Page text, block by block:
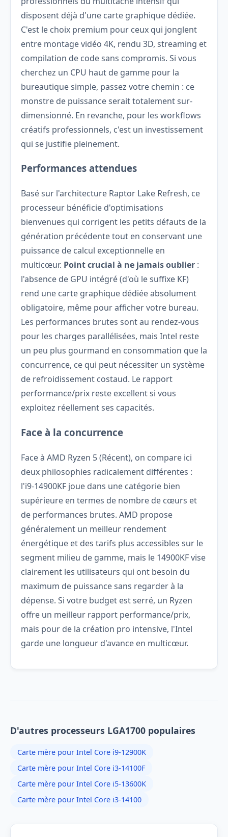
disposent déjà d'une carte graphique dédiée.
C'est le choix premium pour ceux qui jonglent
entre montage vidéo 4K, rendu 3D, streaming et
compilation de code sans compromis. Si vous
cherchez un CPU haut de gamme pour la
bureautique simple, passez votre chemin : ce
monstre de puissance serait totalement sur-
dimensionné. En revanche, pour les workflows
créatifs professionnels, c'est un investissement
qui se justifie pleinement.
Performances attendues
Basé sur l'architecture Raptor Lake Refresh, ce
processeur bénéficie d'optimisations
bienvenues qui corrigent les petits défauts de la
génération précédente tout en conservant une
puissance de calcul exceptionnelle en
multicœur. Point crucial à ne jamais oublier :
l'absence de GPU intégré (d'où le suffixe KF)
rend une carte graphique dédiée absolument
obligatoire, même pour afficher votre bureau.
Les performances brutes sont au rendez-vous
pour les charges parallélisées, mais Intel reste
un peu plus gourmand en consommation que la
concurrence, ce qui peut nécessiter un système
de refroidissement costaud. Le rapport
performance/prix reste excellent si vous
exploitez réellement ses capacités.
Face à la concurrence
Face à AMD Ryzen 5 (Récent), on compare ici
deux philosophies radicalement différentes :
l'i9-14900KF joue dans une catégorie bien
supérieure en termes de nombre de cœurs et
de performances brutes. AMD propose
généralement un meilleur rendement
énergétique et des tarifs plus accessibles sur le
segment milieu de gamme, mais le 14900KF vise
clairement les utilisateurs qui ont besoin du
maximum de puissance sans regarder à la
dépense. Si votre budget est serré, un Ryzen
offre un meilleur rapport performance/prix,
mais pour de la création pro intensive, l'Intel
garde une longueur d'avance en multicœur.
D'autres processeurs LGA1700 populaires
Carte mère pour Intel Core i9-12900K
Carte mère pour Intel Core i3-14100F
Carte mère pour Intel Core i5-13600K
Carte mère pour Intel Core i3-14100